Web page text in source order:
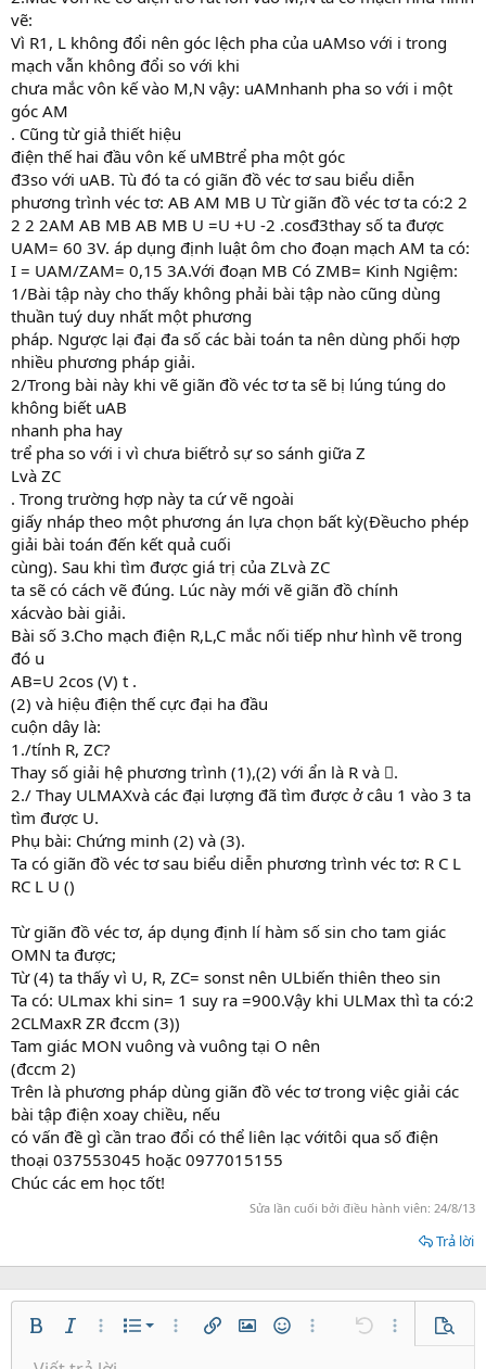
vẽ:
Vì R1, L không đổi nên góc lệch pha của uAMso với i trong
mạch vẫn không đổi so với khi
chưa mắc vôn kế vào M,N vậy: uAMnhanh pha so với i một
góc AM
. Cũng từ giả thiết hiệu
điện thế hai đầu vôn kế uMBtrể pha một góc
đ3so với uAB. Tù đó ta có giãn đồ véc tơ sau biểu diễn
phương trình véc tơ: AB AM MB U Từ giãn đồ véc tơ ta có:2 2
2 2 2AM AB MB AB MB U =U +U -2 .cosđ3thay số ta được
UAM= 60 3V. áp dụng định luật ôm cho đoạn mạch AM ta có:
I = UAM/ZAM= 0,15 3A.Với đoạn MB Có ZMB= Kinh Ngiệm:
1/Bài tập này cho thấy không phải bài tập nào cũng dùng
thuần tuý duy nhất một phương
pháp. Ngược lại đại đa số các bài toán ta nên dùng phối hợp
nhiều phương pháp giải.
2/Trong bài này khi vẽ giãn đồ véc tơ ta sẽ bị lúng túng do
không biết uAB
nhanh pha hay
trể pha so với i vì chưa biếtrỏ sự so sánh giữa Z
Lvà ZC
. Trong trường hợp này ta cứ vẽ ngoài
giấy nháp theo một phương án lựa chọn bất kỳ(Đềucho phép
giải bài toán đến kết quả cuối
cùng). Sau khi tìm được giá trị của ZLvà ZC
ta sẽ có cách vẽ đúng. Lúc này mới vẽ giãn đồ chính
xácvào bài giải.
Bài số 3.Cho mạch điện R,L,C mắc nối tiếp như hình vẽ trong
đó u
AB=U 2cos (V) t .
(2) và hiệu điện thế cực đại ha đầu
cuộn dây là:
1./tính R, ZC?
Thay số giải hệ phương trình (1),(2) với ẩn là R và .
2./ Thay ULMAXvà các đại lượng đã tìm được ở câu 1 vào 3 ta
tìm được U.
Phụ bài: Chứng minh (2) và (3).
Ta có giãn đồ véc tơ sau biểu diễn phương trình véc tơ: R C L
RC L U ()
Từ giãn đồ véc tơ, áp dụng định lí hàm số sin cho tam giác
OMN ta được;
Từ (4) ta thấy vì U, R, ZC= sonst nên ULbiến thiên theo sin
Ta có: ULmax khi sin= 1 suy ra =900.Vậy khi ULMax thì ta có:2
2CLMaxR ZR đccm (3))
Tam giác MON vuông và vuông tại O nên
(đccm 2)
Trên là phương pháp dùng giãn đồ véc tơ trong việc giải các
bài tập điện xoay chiều, nếu
có vấn đề gì cần trao đổi có thể liên lạc vớitôi qua số điện
thoại 037553045 hoặc 0977015155
Chúc các em học tốt!
Sửa lần cuối bởi điều hành viên: 24/8/13
Trả lời
Bold In nghiêng
Thêm tùy chọn…
Danh sáchDanh sách có thứ tự
Thêm tùy chọn…
Chèn liên kết
Chèn hình ảnh
Mặt cườiThêm tùy chọn…
Undo Thêm tùy
Xem